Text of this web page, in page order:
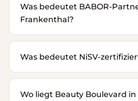
Was bedeutet BABOR-
Frankenthal?
Was bedeutet NiSV-
Wo liegt Beauty Boulevard